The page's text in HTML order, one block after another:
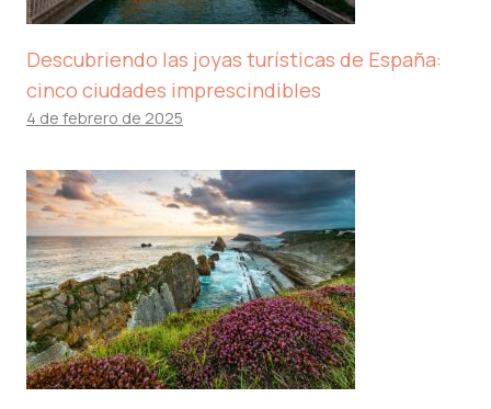
Descubriendo las joyas turísticas de España:
cinco ciudades imprescindibles
4 de febrero de 2025